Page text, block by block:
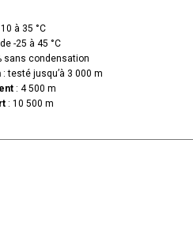
à 35 °C
-25 à 45 °C
sans condensation
: testé jusqu’à 3 000 m
: 4 500 m
: 10 500 m